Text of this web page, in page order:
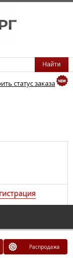
статус заказа
Распродажа